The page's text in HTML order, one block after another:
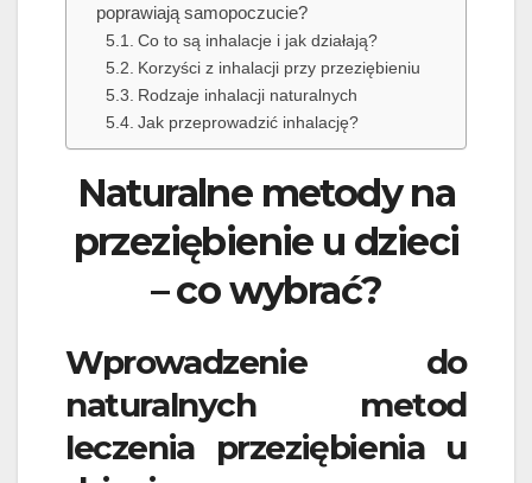
poprawiają samopoczucie?
Co to są inhalacje i jak działają?
Korzyści z inhalacji przy przeziębieniu
Rodzaje inhalacji naturalnych
Jak przeprowadzić inhalację?
Naturalne metody na
przeziębienie u dzieci
– co wybrać?
Wprowadzenie do
naturalnych metod
leczenia przeziębienia u